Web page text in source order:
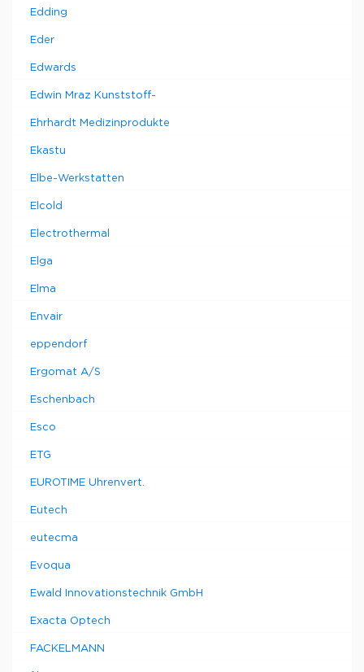
Edding
Eder
Edwards
Edwin Mraz Kunststoff-
Ehrhardt Medizinprodukte
Ekastu
Elbe-Werkstatten
Elcold
Electrothermal
Elga
Elma
Envair
eppendorf
Ergomat A/S
Eschenbach
Esco
ETG
EUROTIME Uhrenvert.
Eutech
eutecma
Evoqua
Ewald Innovationstechnik GmbH
Exacta Optech
FACKELMANN